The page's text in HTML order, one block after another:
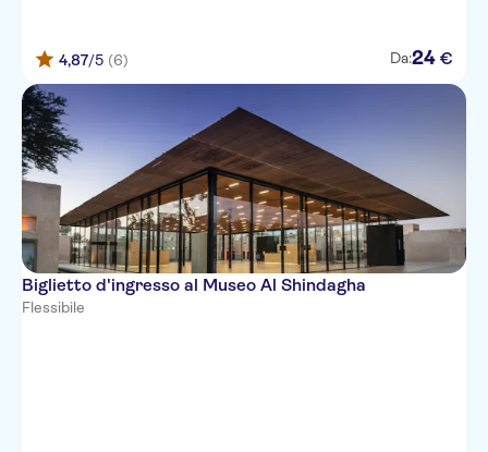
4,87/5 (6) Da:24 €
Biglietto d'ingresso al Museo Al Shindagha
Flessibile